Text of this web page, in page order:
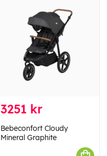
3251 kr
Bebeconfort Cloudy
Mineral Graphite